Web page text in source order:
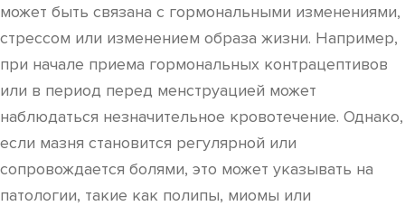
может быть связана с гормональными изменениями,
стрессом или изменением образа жизни. Например,
при начале приема гормональных контрацептивов
или в период перед менструацией может
наблюдаться незначительное кровотечение. Однако,
если мазня становится регулярной или
сопровождается болями, это может указывать на
патологии, такие как полипы, миомы или